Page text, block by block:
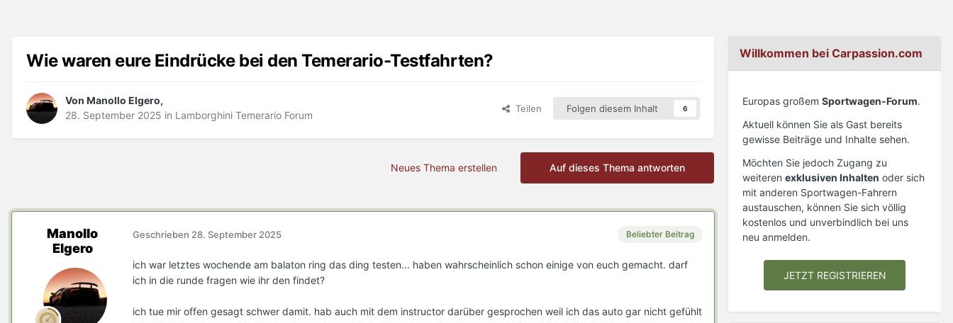
Wie waren eure Eindrücke bei den Temerario-Testfahrten?
Von Manollo Elgero,
28. September 2025 in Lamborghini Temerario Forum
Teilen Folgen diesem Inhalt 6
Auf dieses Thema antworten
Neues Thema erstellen
Manollo
Elgero
Beliebter Beitrag
Geschrieben 28. September 2025
ich war letztes wochende am balaton ring das ding testen... haben wahrscheinlich schon einige von euch gemacht. darf
ich in die runde fragen wie ihr den findet?
ich tue mir offen gesagt schwer damit. hab auch mit dem instructor darüber gesprochen weil ich das auto gar nicht gefühlt
Willkommen bei Carpassion.com
Europas großem Sportwagen-Forum.
Aktuell können Sie als Gast bereits
gewisse Beiträge und Inhalte sehen.
Möchten Sie jedoch Zugang zu
weiteren exklusiven Inhalten oder sich
mit anderen Sportwagen-Fahrern
austauschen, können Sie sich völlig
kostenlos und unverbindlich bei uns
neu anmelden.
JETZT REGISTRIEREN